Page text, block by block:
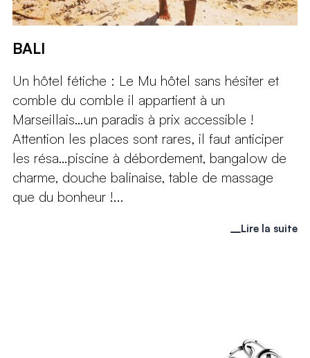
BALI
Un hôtel fétiche : Le Mu hôtel sans hésiter et
comble du comble il appartient à un
Marseillais…un paradis à prix accessible !
Attention les places sont rares, il faut anticiper
les résa…piscine à débordement, bangalow de
charme, douche balinaise, table de massage
que du bonheur !...
Lire la suite